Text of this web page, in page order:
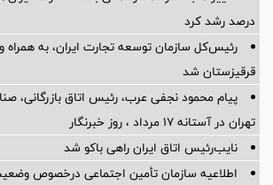
درصد رشد کرد
رئیس‌کل سازمان توسعه تجارت ایران، به همراه
قرقیزستان شد
پیام محمود نجفی عرب، رئیس اتاق بازرگانی،
تهران در آستانه 17 مرداد ، روز خبرنگار
نایب‌رئیس اتاق ایران راهی باکو شد
اطلاعیه سازمان تأمین اجتماعی درخصوص